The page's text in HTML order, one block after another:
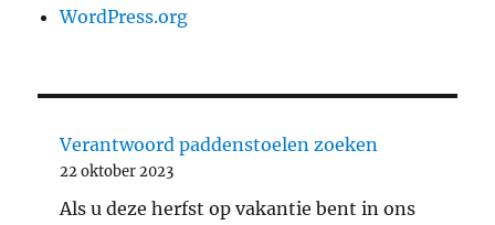
WordPress.org
Verantwoord paddenstoelen zoeken
22 oktober 2023
Als u deze herfst op vakantie bent in ons